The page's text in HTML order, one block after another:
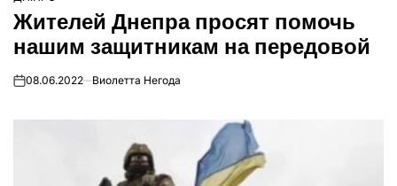
ОПУБЛІКУВАТИ
У
Жителей Днепра просят помочь
нашим защитникам на передовой
on08.06.2022 Виолетта Негода